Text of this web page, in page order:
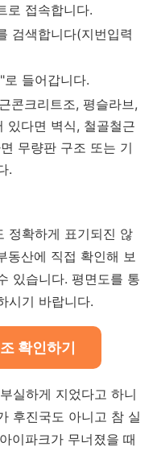
로 접속합니다.
검색합니다(지번입력
들어갑니다.
콘크리트조, 평슬라브,
있다면 벽식, 철골철근
무량판 구조 또는 기
.
정확하게 표기되진 않
동산에 직접 확인해 보
있습니다. 평면도를 통
시기 바랍니다.
확인하기
실하게 지었다고 하니
후진국도 아니고 참 실
이파크가 무너졌을 때